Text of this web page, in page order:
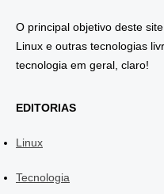
O principal objetivo deste
Linux e outras tecnologias
tecnologia em geral, claro!
EDITORIAS
Linux
Tecnologia